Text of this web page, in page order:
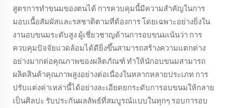
สูตรการทำขนมของตนได้ การควบคุมนี้มีความสำคัญในการ
มอบเนื้อสัมผัสและรสชาติตามที่ต้องการ โดยเฉพาะอย่างยิ่งใน
งานอบขนมระดับสูง ผู้เชี่ยวชาญด้านการอบขนมเน้นว่า การ
ควบคุมปัจจัยแวดล้อมได้ดียิ่งขึ้นสามารถสร้างความแตกต่าง
อย่างมากต่อคุณภาพของผลิตภัณฑ์ ทำให้นักอบขนมสามารถ
ผลิตสินค้าคุณภาพสูงอย่างต่อเนื่องในหลากหลายประเภท การ
ปรับแต่งค่าเหล่านี้ได้อย่างละเอียดยกระดับการอบขนมให้กลาย
เป็นศิลปะ รับประกันผลลัพธ์ที่สมบูรณ์แบบในทุกๆ รอบการอบ